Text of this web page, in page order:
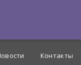
Контакты